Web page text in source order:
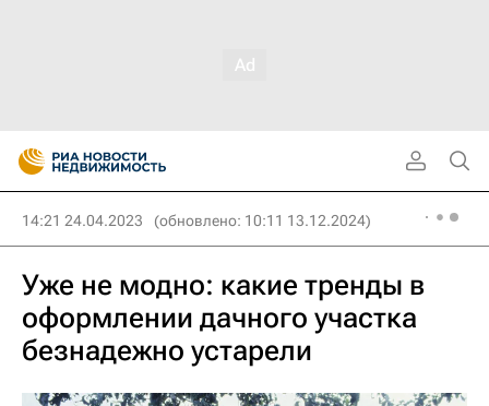
14:21 24.04.2023 (обновлено: 10:11 13.12.2024)
Уже не модно: какие тренды в
оформлении дачного участка
безнадежно устарели